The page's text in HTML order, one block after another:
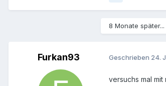
8 Monate später...
Furkan93 Geschrieben 24.
versuchs mal mit